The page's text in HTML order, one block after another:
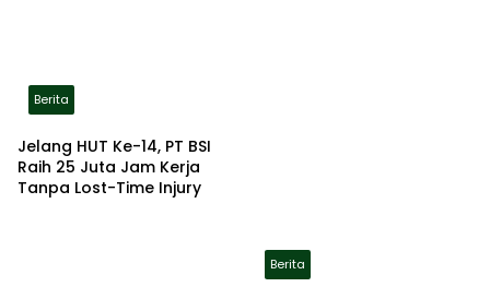
Berita
Jelang HUT Ke-14, PT BSI
Raih 25 Juta Jam Kerja
Tanpa Lost-Time Injury
Berita